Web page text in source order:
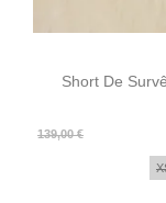
Short De
139,00 €
Prix
Prix